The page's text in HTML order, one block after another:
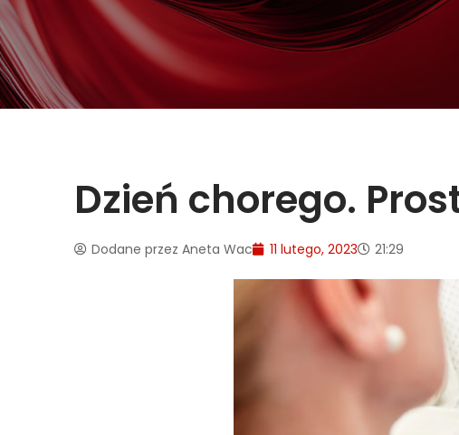
Dzień chorego.
Dodane przez Aneta Wac 11 lutego, 2023 21:29